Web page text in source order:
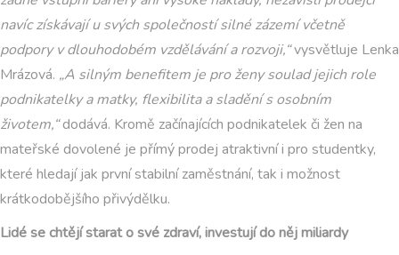
navíc získávají u svých společností silné zázemí včetně
podpory v dlouhodobém vzdělávání a rozvoji,“vysvětluje Lenka
Mrázová. „A silným benefitem je pro ženy soulad jejich role
podnikatelky a matky, flexibilita a sladění s osobním
životem,“dodává. Kromě začínajících podnikatelek či žen na
mateřské dovolené je přímý prodej atraktivní i pro studentky,
které hledají jak první stabilní zaměstnání, tak i možnost
krátkodobějšího přivýdělku.
Lidé se chtějí starat o své zdraví, investují do něj miliardy